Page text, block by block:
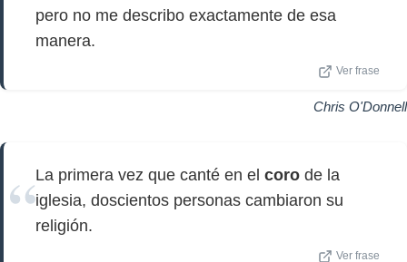
pero no me describo exactamente de esa
manera.
Ver frase
Chris O'Donnell
La primera vez que canté en el coro de la
iglesia, doscientos personas cambiaron su
religión.
Ver frase